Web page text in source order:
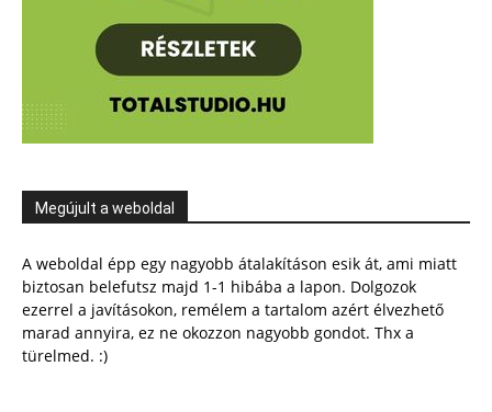
Megújult a weboldal
A weboldal épp egy nagyobb átalakításon esik át, ami miatt
biztosan belefutsz majd 1-1 hibába a lapon. Dolgozok
ezerrel a javításokon, remélem a tartalom azért élvezhető
marad annyira, ez ne okozzon nagyobb gondot. Thx a
türelmed. :)